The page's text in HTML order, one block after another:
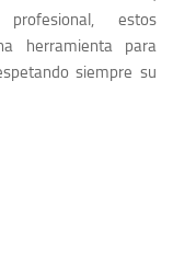
estos
herramienta para
siempre su